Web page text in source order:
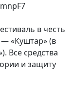
в честь
«Куштар» (в
Все средства
и защиту